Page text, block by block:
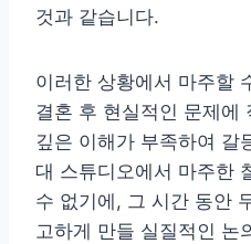
것과 같습니다.
이러한 상황에서 마주할
결혼 후 현실적인 문제에
깊은 이해가 부족하여 갈
대 스튜디오에서 마주한
수 없기에, 그 시간 동안
고하게 만들 실질적인 논